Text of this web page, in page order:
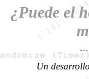
¿Puede el
Un